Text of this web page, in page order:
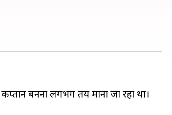
बनना लगभग तय माना जा रहा था।